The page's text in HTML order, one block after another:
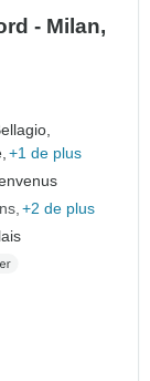
- Milan,
+1 de plus
+2 de plus